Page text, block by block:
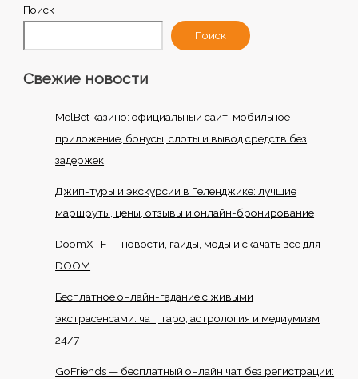
Поиск
Поиск
Свежие новости
MelBet казино: официальный сайт, мобильное
приложение, бонусы, слоты и вывод средств без
задержек
Джип-туры и экскурсии в Геленджике: лучшие
маршруты, цены, отзывы и онлайн-бронирование
DoomXTF — новости, гайды, моды и скачать всё для
DOOM
Бесплатное онлайн-гадание с живыми
экстрасенсами: чат, таро, астрология и медиумизм
24/7
GoFriends — бесплатный онлайн чат без регистрации: